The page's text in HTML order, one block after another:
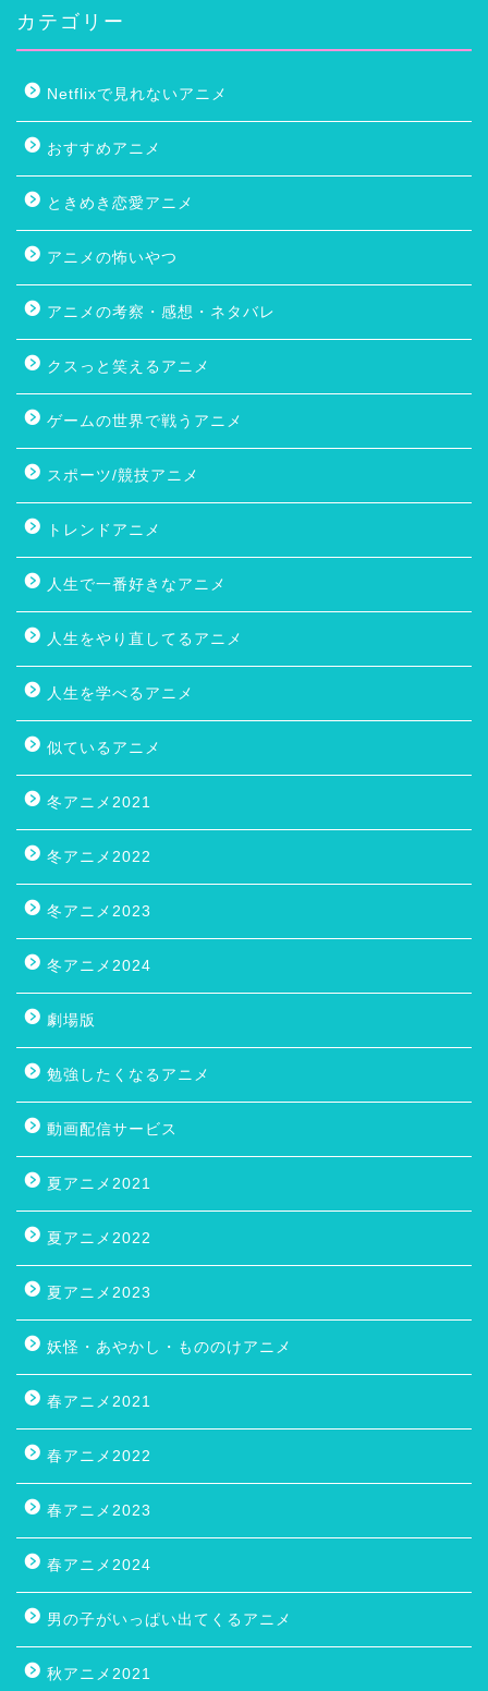
カテゴリー
Netflixで見れないアニメ
おすすめアニメ
ときめき恋愛アニメ
アニメの怖いやつ
アニメの考察・感想・ネタバレ
クスっと笑えるアニメ
ゲームの世界で戦うアニメ
スポーツ/競技アニメ
トレンドアニメ
人生で一番好きなアニメ
人生をやり直してるアニメ
人生を学べるアニメ
似ているアニメ
冬アニメ2021
冬アニメ2022
冬アニメ2023
冬アニメ2024
劇場版
勉強したくなるアニメ
動画配信サービス
夏アニメ2021
夏アニメ2022
夏アニメ2023
妖怪・あやかし・もののけアニメ
春アニメ2021
春アニメ2022
春アニメ2023
春アニメ2024
男の子がいっぱい出てくるアニメ
秋アニメ2021